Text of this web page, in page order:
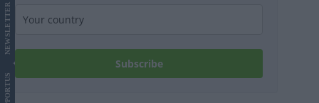
Subscribe
US
NEWS
LETTER